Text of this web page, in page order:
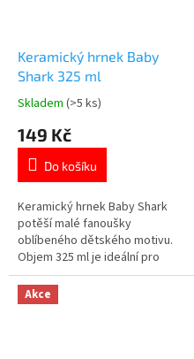
Keramický hrnek Baby
Shark 325 ml
Průměrné
produktu
5,0
5
hvězdiček.
Skladem (>5 ks)
149 Kč
Do košíku
Keramický hrnek Baby Shark
potěší malé fanoušky
oblíbeného dětského motivu.
Objem 325 ml je ideální pro
oblíbené teplé i studené nápoje.
Kvalitní keramické provedení.
Vhodný do myčky nádobí i
Akce